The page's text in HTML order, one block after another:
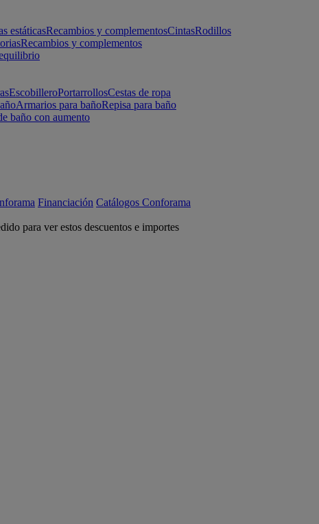
estáticasRecambios y complementosCintasRodillos
Recambios y complementos
EscobilleroPortarrollosCestas de ropa
Armarios para bañoRepisa para baño
baño con aumento
Financiación Catálogos Conforama
para ver estos descuentos e importes